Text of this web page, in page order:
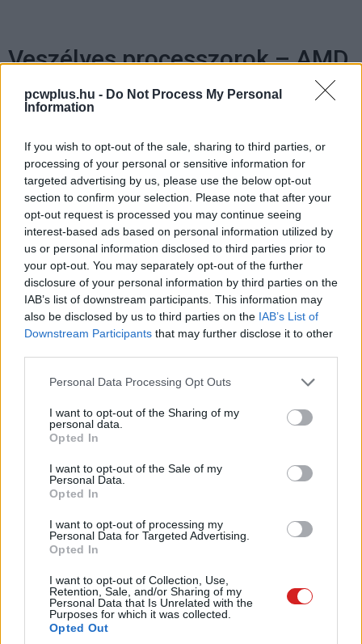
pcwplus.hu - Do Not Process My Personal
Information
If you wish to opt-out of the sale, sharing to third parties, or
processing of your personal or sensitive information for
targeted advertising by us, please use the below opt-out
section to confirm your selection. Please note that after your
opt-out request is processed you may continue seeing
interest-based ads based on personal information utilized by
us or personal information disclosed to third parties prior to
your opt-out. You may separately opt-out of the further
disclosure of your personal information by third parties on the
IAB’s list of downstream participants. This information may
also be disclosed by us to third parties on the IAB’s List of
Downstream Participants that may further disclose it to other
Please note that this website/app uses one or more Google
not limited to your visit or usage behaviour. You may click to
grant or deny consent to Google and its third-party tags to
use your data for below specified purposes in below Google
consent section.
Personal Data Processing Opt Outs
I want to opt-out of the Sharing of my
personal data.
Opted In
I want to opt-out of the Sale of my
Personal Data.
Opted In
I want to opt-out of processing my
Personal Data for Targeted Advertising.
Opted In
I want to opt-out of Collection, Use,
Retention, Sale, and/or Sharing of my
Personal Data that Is Unrelated with the
Purposes for which it was collected.
Opted Out
Veszélyes processzorok – AMD
Zenbleed vs. Intel Downfall
Gyepes Máté| 2023 szeptember 16. 16:11
A nyári vakációzás alatt futótűzként terjedt a
hír, miszerint több generációnyi Intel és AMD
CPU hardveresen hibás, amit kihasználva
ellophatják adatainkat. Korábban volt már ilyen
és a pánik most sem alaptalan. Vagy mégis?
Olykor nehéz mit kezdeni azokkal a hírekkel, amik egy-
biztonsági kockázatról számolnak be. Az ember
elolvassa és értelmezi a sorokat, netán még picit meg is
lepődik, hogyan fordulhat elő ilyesmi, de aztán igazából
nem tud érdemben erre mit reagálni. Nem azért, mert a
legyintés korszakát éljük, és könnyebb a szőnyeg alá
söpörni a problémákat, homokba dugni a fejet, hanem
mert például egy processzorban felfedezett
elérhető eszköztár. Nincs mit tenni, várni kell az iparági,
gyártói reakcióra, ami jó esetben egy gyors és a
működésre nézve fájdalommentes, szoftveres